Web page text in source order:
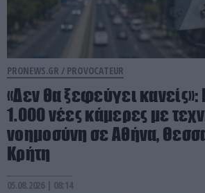
PRONEWS.GR / PROVOCATEUR
«Δεν θα ξεφεύγει
1.000 νέες κάμερες με
νοημοσύνη σε Αθήνα,
Κρήτη
05.08.2026 | 08:14